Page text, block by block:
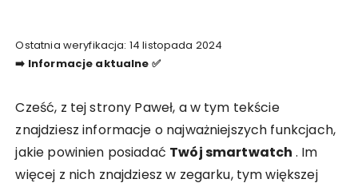
Ostatnia weryfikacja: 14 listopada 2024
➡️ Informacje aktualne ✅
Cześć, z tej strony Paweł, a w tym tekście
znajdziesz informacje o najważniejszych funkcjach,
jakie powinien posiadać Twój smartwatch . Im
więcej z nich znajdziesz w zegarku, tym większej